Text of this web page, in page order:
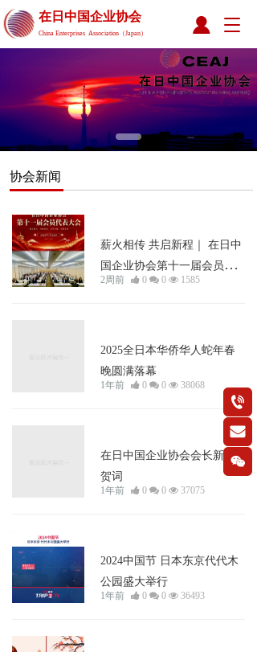
T
g
l
e
a
v
g
o
n
在日中国企业协会
China Enterprises  Association（Japan）
按钮
按钮
按钮
协会新闻
薪火相传 共启新程｜ 在日中
国企业协会第十一届会员代
表大会成功举行
2周前 0 0 1585
2025全日本华侨华人蛇年春
晚圆满落幕
1年前 0 0 38068
在日中国企业协会会长新春
贺词
1年前 0 0 37075
2024中国节 日本东京代代木
公园盛大举行
1年前 0 0 36493